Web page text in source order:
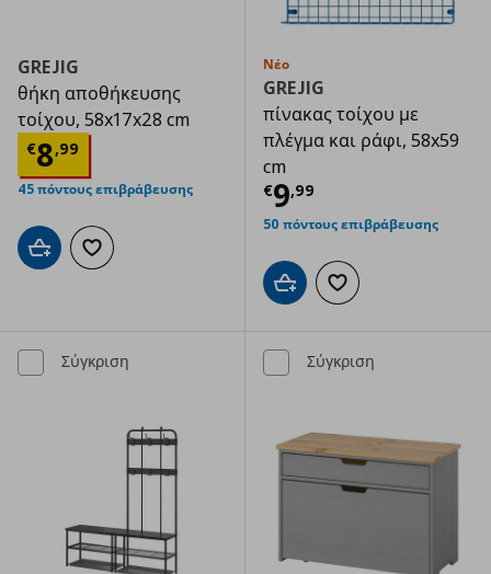
GREJIG
θήκη αποθήκευσης
τοίχου, 58x17x28 cm
€8,99
Τρέχουσα τιμή € 8,99
45 πόντους επιβράβευσης
Προσθήκη στο καλάθι
Προσθήκη στα αγαπημένα
Νέο
GREJIG
πίνακας τοίχου με
πλέγμα και ράφι, 58x59
cm
€9,99
Τρέχουσα
50 πόντους επιβράβευσης
Προσθήκη στο καλάθι
Προσθήκη στα
Σύγκριση Σύγκριση